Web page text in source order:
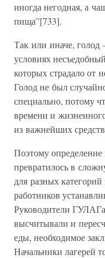
иногда негодная, а
пища”[733].
Так или иначе, голод
условиях
которых страдало от
Голод не был
специально, потому
времени и
из важнейших средств
Поэтому определение
превратилось в
для разных
работников
Руководители
высчитывали и
еды, необходимое
Начальники лагерей